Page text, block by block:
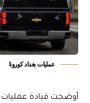
عمليات بغداد كورونا
أوضحت قيادة عمليات